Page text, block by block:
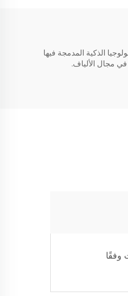
الذكية المدمجة فيها
في مجال الألياف.
وفقًا